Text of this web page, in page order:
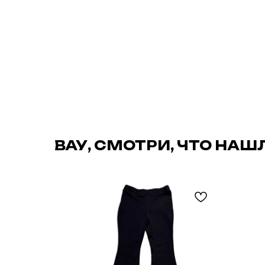
ВАУ, СМОТРИ, ЧТО